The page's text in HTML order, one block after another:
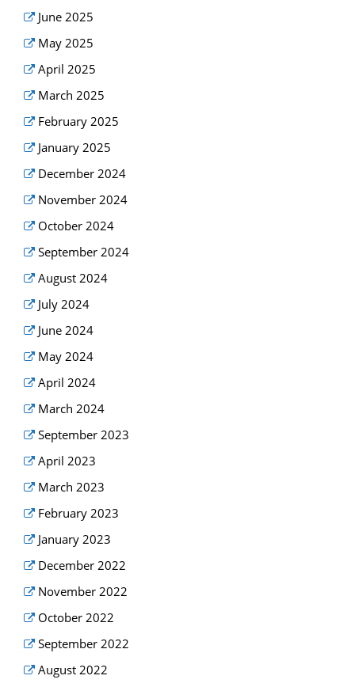
June 2025
May 2025
April 2025
March 2025
February 2025
January 2025
December 2024
November 2024
October 2024
September 2024
August 2024
July 2024
June 2024
May 2024
April 2024
March 2024
September 2023
April 2023
March 2023
February 2023
January 2023
December 2022
November 2022
October 2022
September 2022
August 2022